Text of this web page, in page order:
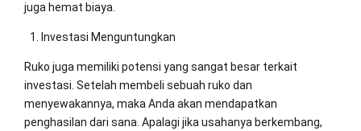
juga hemat biaya.
Investasi Menguntungkan
Ruko juga memiliki potensi yang sangat besar terkait
investasi. Setelah membeli sebuah ruko dan
menyewakannya, maka Anda akan mendapatkan
penghasilan dari sana. Apalagi jika usahanya berkembang,